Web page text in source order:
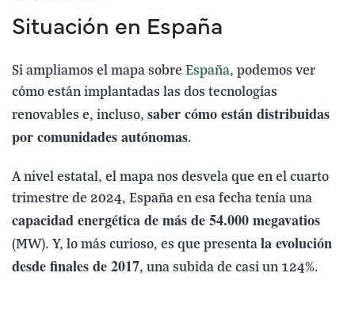
Situación en España
Si ampliamos el mapa sobre España, podemos ver
cómo están implantadas las dos tecnologías
renovables e, incluso, saber cómo están distribuidas
por comunidades autónomas.
A nivel estatal, el mapa nos desvela que en el cuarto
trimestre de 2024, España en esa fecha tenía una
capacidad energética de más de 54.000 megavatios
(MW). Y, lo más curioso, es que presenta la evolución
desde finales de 2017, una subida de casi un 124%.